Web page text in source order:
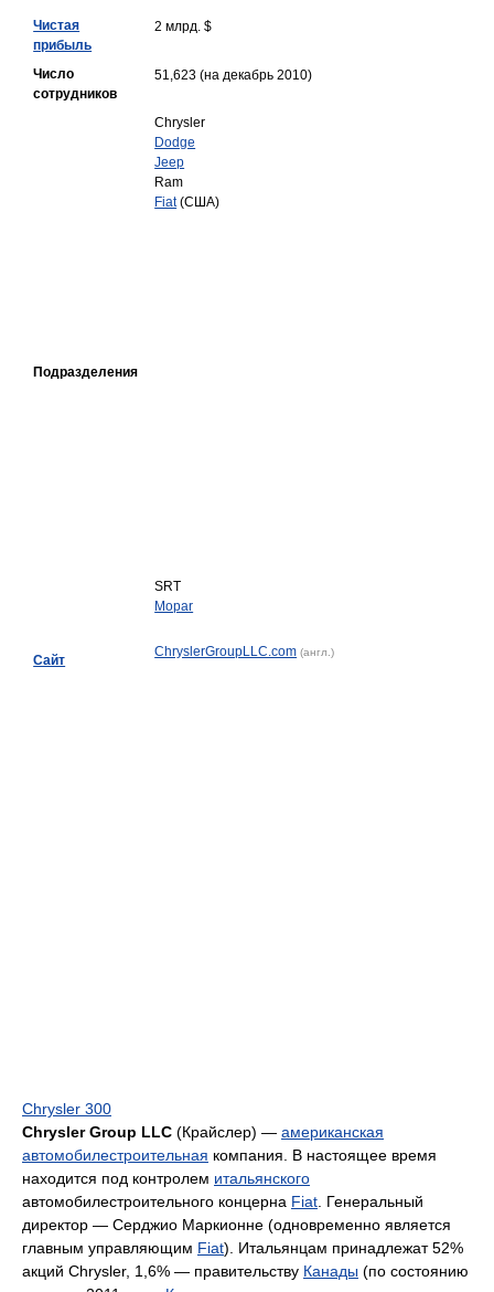
Чистая
прибыль
2 млрд. $
Число
сотрудников
51,623 (на декабрь 2010)
Подразделения
Chrysler
Dodge
Jeep
Ram
Fiat(США)
SRT
Mopar
Сайт
ChryslerGroupLLC.com (англ.)
Chrysler 300
Chrysler Group LLC (Крайслер) — американская
автомобилестроительная компания. В настоящее время
находится под контролем итальянского
автомобилестроительного концерна Fiat . Генеральный
директор — Серджио Маркионне (одновременно является
главным управляющим Fiat). Итальянцам принадлежат 52%
акций Chrysler, 1,6% — правительству Канады (по состоянию